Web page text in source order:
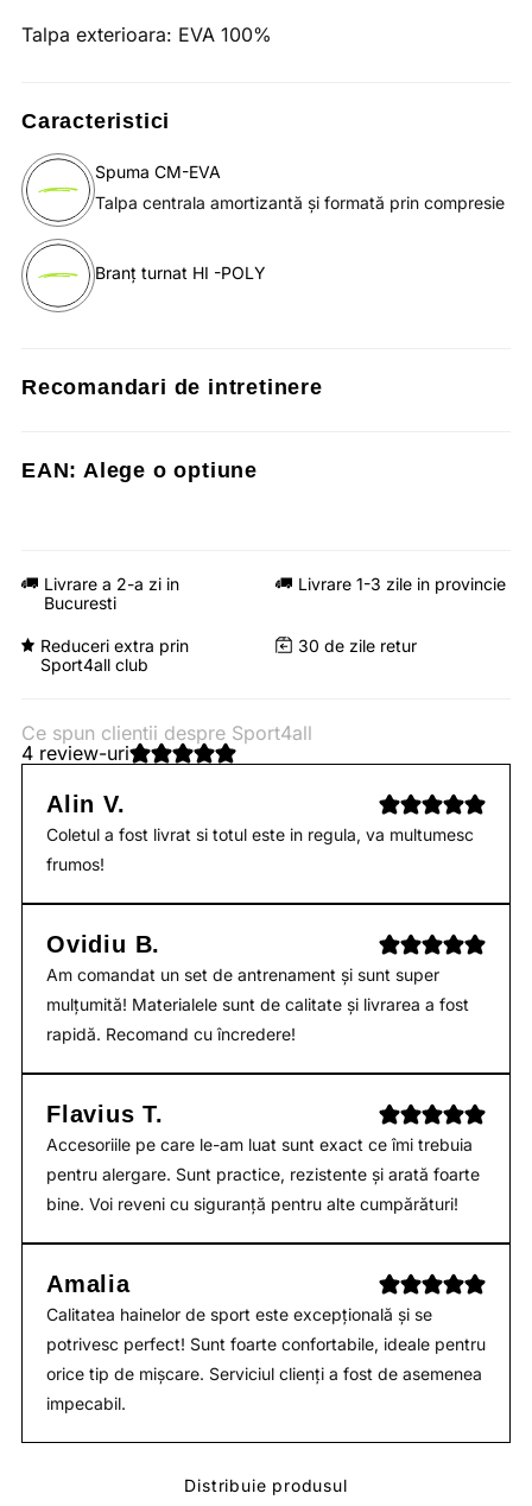
Talpa exterioara: EVA 100%
Caracteristici
Spuma CM-EVA
Talpa centrala amortizantă și formată prin compresie
Branț turnat HI -POLY
Recomandari de intretinere
EAN: Alege o optiune
Livrare a 2-a zi in
Bucuresti
Livrare 1-3 zile in provincie
Reduceri extra prin
Sport4all club
30 de zile retur
Ce spun clientii despre Sport4all
4 review-uri
Alin V.
Coletul a fost livrat si totul este in regula, va multumesc
frumos!
Ovidiu B.
Am comandat un set de antrenament și sunt super
mulțumită! Materialele sunt de calitate și livrarea a fost
rapidă. Recomand cu încredere!
Flavius T.
Accesoriile pe care le-am luat sunt exact ce îmi trebuia
pentru alergare. Sunt practice, rezistente și arată foarte
bine. Voi reveni cu siguranță pentru alte cumpărături!
Amalia
Calitatea hainelor de sport este excepțională și se
potrivesc perfect! Sunt foarte confortabile, ideale pentru
orice tip de mișcare. Serviciul clienți a fost de asemenea
impecabil.
Distribuie produsul